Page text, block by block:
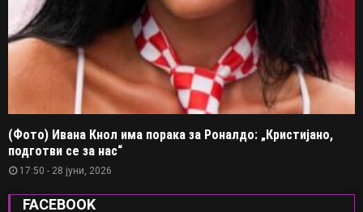
(Фото) Ивана Кнол има порака за Роналдо: „Кристијано,
подготви се за нас“
17:50 - 28 јуни, 2026
FACEBOOK